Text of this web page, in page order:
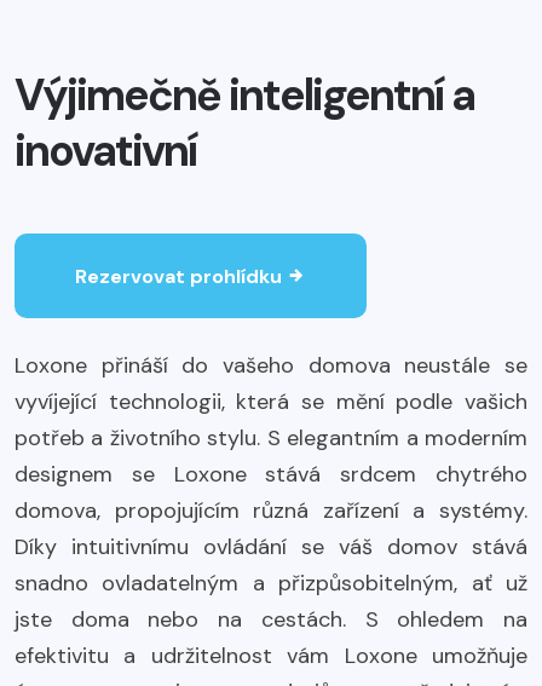
Výjimečně inteligentní a
inovativní
Rezervovat prohlídku
Loxone přináší do vašeho domova neustále se
vyvíjející technologii, která se mění podle vašich
potřeb a životního stylu. S elegantním a moderním
designem se Loxone stává srdcem chytrého
domova, propojujícím různá zařízení a systémy.
Díky intuitivnímu ovládání se váš domov stává
snadno ovladatelným a přizpůsobitelným, ať už
jste doma nebo na cestách. S ohledem na
efektivitu a udržitelnost vám Loxone umožňuje